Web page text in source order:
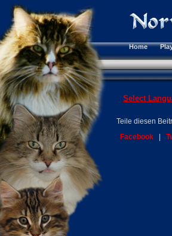
Home
Select
Teile diesen
Facebook